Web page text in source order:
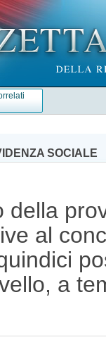
SOCIALE
della
al
a